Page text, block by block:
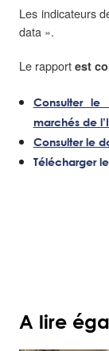
Les indicateurs
data ».
Le rapport est
Consulter le
marchés de
Consulter le
Télécharger
A lire